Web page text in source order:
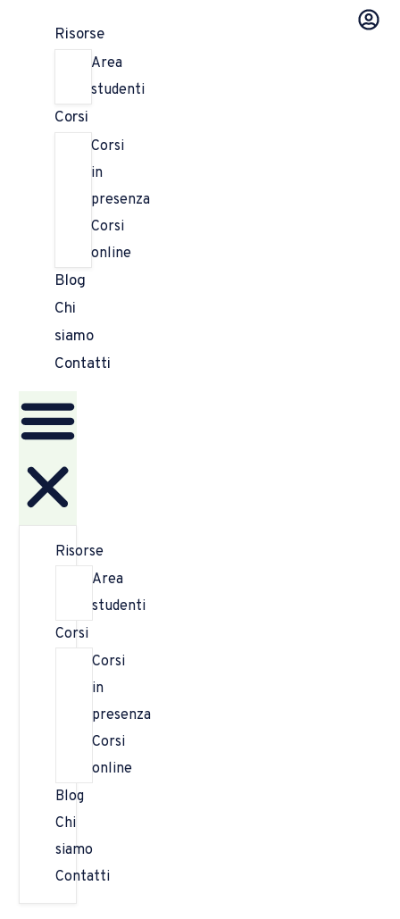
Risorse
Area
studenti
Corsi
Corsi
in
presenza
Corsi
online
Blog
Chi
siamo
Contatti
Risorse
Area
studenti
Corsi
Corsi
in
presenza
Corsi
online
Blog
Chi
siamo
Contatti